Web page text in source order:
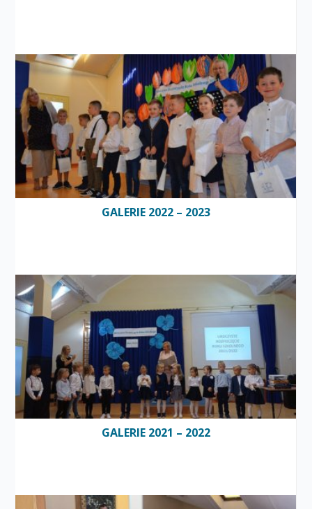
GALERIE 2022 – 2023
GALERIE 2021 – 2022